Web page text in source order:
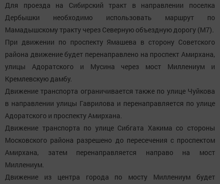
Для проезда на Сибирский тракт в направлении поселка
Дербышки необходимо использовать маршрут по
Мамадышскому тракту через Северную объездную дорогу (М7).
При движении по проспекту Ямашева в сторону Советского
района движение будет перенаправлено на проспект Амирхана,
улицы Адоратского и Мусина через мост Миллениум и
Кремлевскую дамбу.
Движение транспорта ограничивается также по улице Чуйкова
в направлении улицы Гаврилова и перенаправляется по улице
Адоратского и проспекту Амирхана.
Движение транспорта по улице Сибгата Хакима со стороны
Московского района разрешено до пересечения с проспектом
Амирхана, затем перенаправляется направо на мост
Миллениум.
Движение из центра города по мосту Миллениум будет